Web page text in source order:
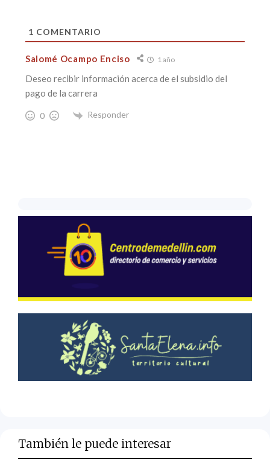
1 COMENTARIO
Salomé Ocampo Enciso 1 año
Deseo recibir información acerca de el subsidio del
pago de la carrera
0 Responder
También le puede interesar